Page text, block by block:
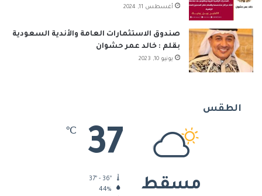
أغسطس 11, 2024
صندوق الاستثمارات العامة والأندية السعودية
بقلم : خالد عمر حشوان
يونيو 10, 2023
الطقس
مسقط
37
℃
44%